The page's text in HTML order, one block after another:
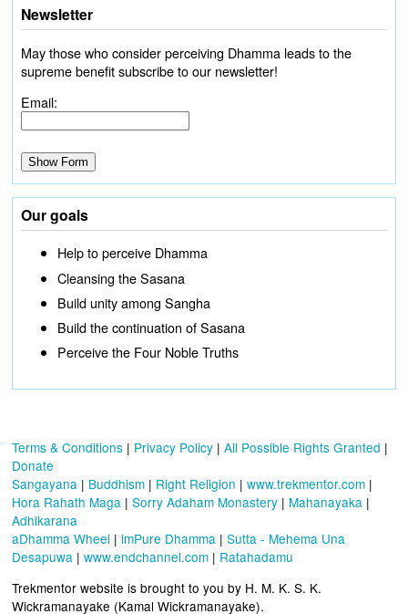
Newsletter
May those who consider perceiving Dhamma leads to the
supreme benefit subscribe to our newsletter!
Email:
Our goals
Help to perceive Dhamma
Cleansing the Sasana
Build unity among Sangha
Build the continuation of Sasana
Perceive the Four Noble Truths
Terms & Conditions | Privacy Policy | All Possible Rights Granted |
Donate
Sangayana | Buddhism | Right Religion | www.trekmentor.com |
Hora Rahath Maga | Sorry Adaham Monastery | Mahanayaka |
Adhikarana
aDhamma Wheel | imPure Dhamma | Sutta - Mehema Una
Desapuwa | www.endchannel.com | Ratahadamu
Trekmentor website is brought to you by H. M. K. S. K.
Wickramanayake (Kamal Wickramanayake).